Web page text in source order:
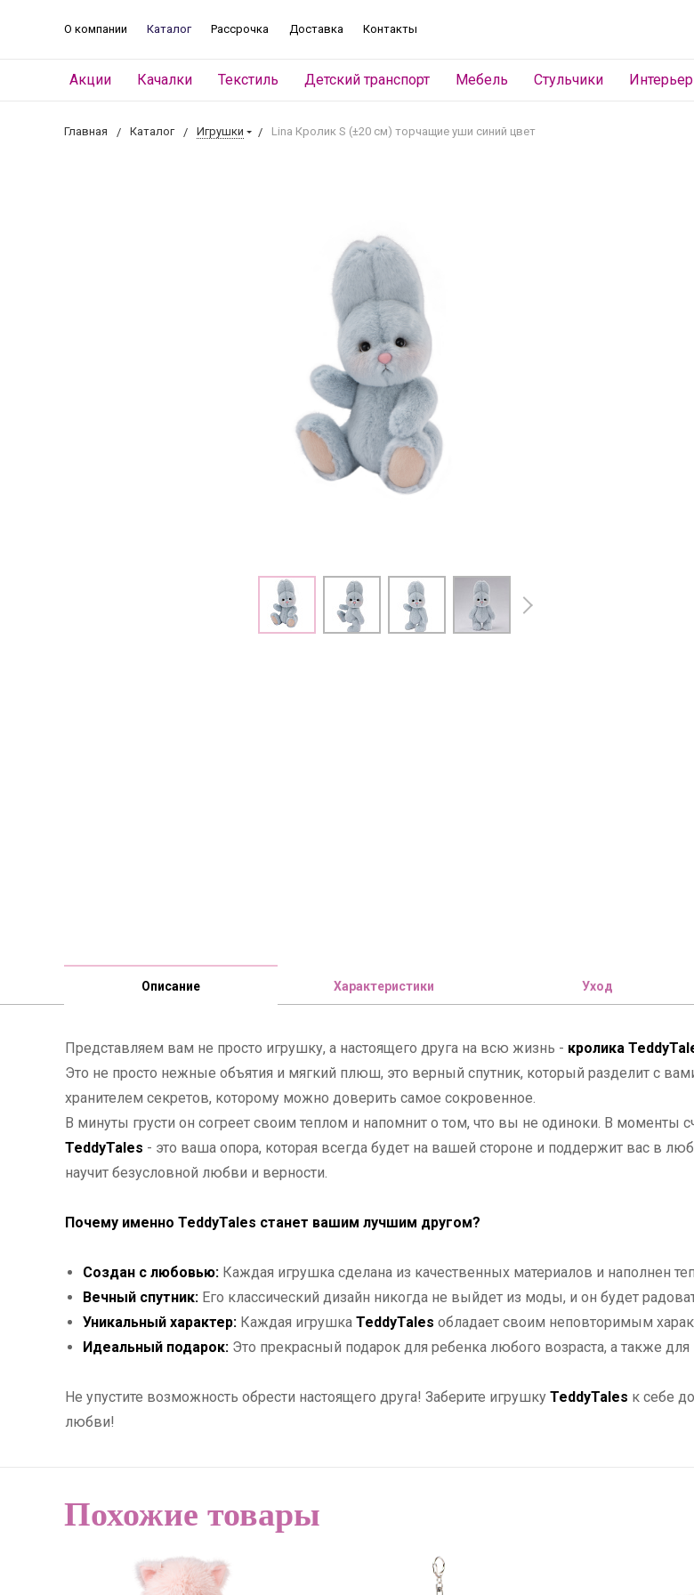
О компании Каталог Рассрочка Доставка Контакты
Акции Качалки Текстиль Детский транспорт Мебель Стульчики Интерьер
Главная Каталог Игрушки Lina Кролик S (±20 см) торчащие уши синий цвет
Описание Характеристики Уход
Представляем вам не просто игрушку, а настоящего друга на всю жизнь - кролика
Это не просто нежные объятия и мягкий плюш, это верный спутник, который разделит с
хранителем секретов, которому можно доверить самое сокровенное.
В минуты грусти он согреет своим теплом и напомнит о том, что вы не одиноки. В моменты
TeddyTales - это ваша опора, которая всегда будет на вашей стороне и поддержит вас в
научит безусловной любви и верности.
Почему именно TeddyTales станет вашим лучшим другом?
Создан с любовью:Каждая игрушка сделана из качественных материалов и наполнен
Вечный спутник: Его классический дизайн никогда не выйдет из моды, и он будет
Уникальный характер:Каждая игрушка TeddyTales обладает своим неповторимым
Идеальный подарок: Это прекрасный подарок для ребенка любого возраста, а также
Не упустите возможность обрести настоящего друга! Заберите игрушку TeddyTales к себе
любви!
Похожие товары